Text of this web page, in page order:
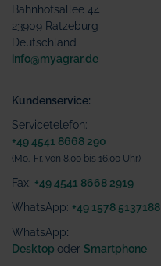
Bahnhofsallee 44
23909 Ratzeburg
Deutschland
info@myagrar.de
Kundenservice:
Servicetelefon:
+49 4541 8668 290
(Mo.-Fr. von 8.00 bis 16.00 Uhr)
Fax: +49 4541 8668 2919
WhatsApp: +49 1578 5137188
WhatsApp:
Desktop oder Smartphone